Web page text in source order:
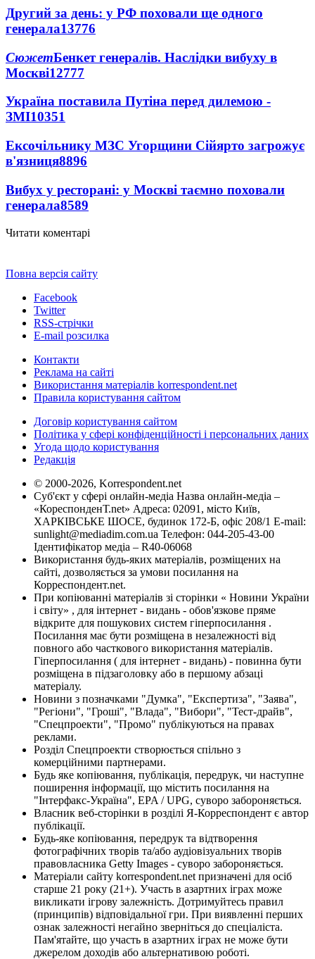
Другий за день: у РФ поховали ще одного
генерала13776
СюжетБенкет генералів. Наслідки вибуху в
Москві12777
Україна поставила Путіна перед дилемою -
ЗМІ10351
Ексочільнику МЗС Угорщини Сійярто загрожує
в'язниця8896
Вибух у ресторані: у Москві таємно поховали
генерала8589
Читати коментарі
Повна версія сайту
Facebook
Twitter
RSS-стрічки
E-mail розсилка
Контакти
Реклама на сайті
Використання матеріалів korrespondent.net
Правила користування сайтом
Договір користування сайтом
Політика у сфері конфіденційності і персональних даних
Угода щодо користування
Редакція
© 2000-2026, Korrespondent.net
Суб'єкт у сфері онлайн-медіа Назва онлайн-медіа –
«КореспонденТ.net» Адреса: 02091, місто Київ,
ХАРКІВСЬКЕ ШОСЕ, будинок 172-Б, офіс 208/1 E-mail:
sunlight@mediadim.com.ua Телефон: 044-205-43-00
Ідентифікатор медіа – R40-06068
Використання будь-яких матеріалів, розміщених на
сайті, дозволяється за умови посилання на
Корреспондент.net.
При копіюванні матеріалів зі сторінки « Новини України
і світу» , для інтернет - видань - обов'язкове пряме
відкрите для пошукових систем гіперпосилання .
Посилання має бути розміщена в незалежності від
повного або часткового використання матеріалів.
Гіперпосилання ( для інтернет - видань) - повинна бути
розміщена в підзаголовку або в першому абзаці
матеріалу.
Новини з позначками "Думка", "Експертиза", "Заява",
"Регіони", "Гроші", "Влада", "Вибори", "Тест-драйв",
"Спецпроекти", "Промо" публікуються на правах
реклами.
Розділ Спецпроекти створюється спільно з
комерційними партнерами.
Будь яке копіювання, публікація, передрук, чи наступне
поширення інформації, що містить посилання на
"Інтерфакс-Україна", EPA / UPG, суворо забороняється.
Власник веб-сторінки в розділі Я-Корреспондент є автор
публікації.
Будь-яке копіювання, передрук та відтворення
фотографічних творів та/або аудіовізуальних творів
правовласника Getty Images - суворо забороняється.
Матеріали сайту korrespondent.net призначені для осіб
старше 21 року (21+). Участь в азартних іграх може
викликати ігрову залежність. Дотримуйтесь правил
(принципів) відповідальної гри. При виявленні перших
ознак залежності негайно зверніться до спеціаліста.
Пам'ятайте, що участь в азартних іграх не може бути
джерелом доходів або альтернативою роботі.